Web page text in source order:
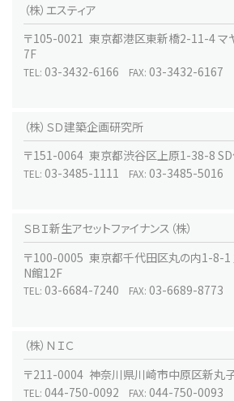
（株）エスティア
〒105-0021 東京都港区東新橋2-11-4 マ
7F
TEL: 03-3432-6166 FAX: 03-3432-6167
（株）ＳＤ建築企画研究所
〒151-0064 東京都渋谷区上原1-38-8
TEL: 03-3485-1111 FAX: 03-3485-5016
ＳＢＩ新生アセットファイナンス（株）
〒100-0005 東京都千代田区丸の内1-8-1
N館12F
TEL: 03-6684-7240 FAX: 03-6689-8773
（株）ＮＩＣ
〒211-0004 神奈川県川崎市中原区新丸
TEL: 044-750-0092 FAX: 044-750-0093